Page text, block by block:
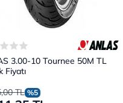
3.00-10 Tournee 50M TL
Fiyatı
TL %5